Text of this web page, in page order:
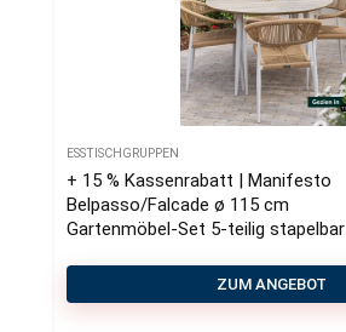
ESSTISCHGRUPPEN
+ 15 % Kassenrabatt | Manifesto
Belpasso/Falcade ø 115 cm
Gartenmöbel-Set 5-teilig stapelbar
ZUM ANGEBOT